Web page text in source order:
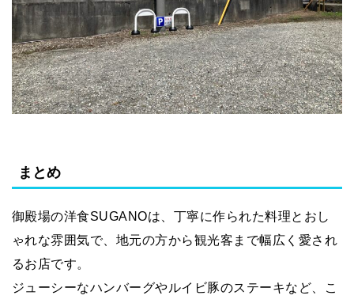
まとめ
御殿場の洋食SUGANOは、丁寧に作られた料理とおし
ゃれな雰囲気で、地元の方から観光客まで幅広く愛され
るお店です。
ジューシーなハンバーグやルイビ豚のステーキなど、こ